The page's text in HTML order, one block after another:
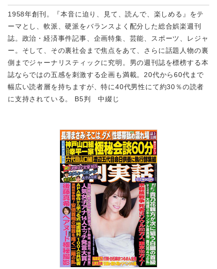
1958年創刊。『本音に迫り、見て、読んで、楽しめる』をテ
ーマとし、軟派、硬派をバランスよく配分した総合娯楽週刊
誌。政治・経済事件記事、企画特集、芸能、スポーツ、レジャ
ー。そして、その裏社会まで焦点をあて、さらに話題人物の裏
側までジャーナリスティックに究明。男の週刊誌を標榜する本
誌ならではの五感を刺激する企画も満載。20代から60代まで
幅広い読者層を持ちますが、特に40代男性にて約30％の読者
に支持されている。 B5判 中綴じ